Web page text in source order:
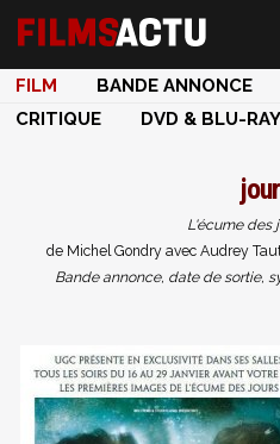
FILM BANDE ANNONCE
CRITIQUE
DVD & BLU-RAY
L'écume des
de Michel Gondry avec Audrey
Bande annonce, date de sortie,